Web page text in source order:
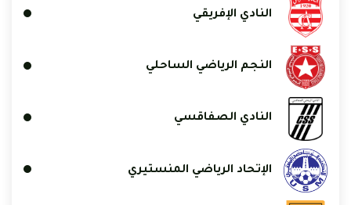
النادي الإفريقي
النجم الرياضي الساحلي
النادي الصفاقسي
الإتحاد الرياضي المنستيري